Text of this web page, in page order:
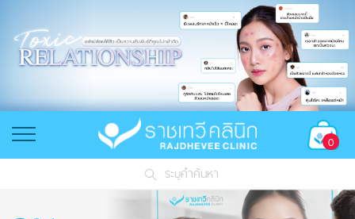
0
ระบุคำค้นหา